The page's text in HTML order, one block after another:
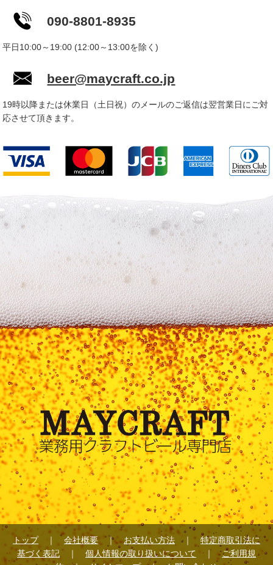
090-8801-8935
平日10:00～19:00 (12:00～13:00を除く)
beer@maycraft.co.jp
19時以降または休業日（土日祝）のメールのご返信は翌営業日にご対
応させて頂きます。
トップ｜ 会社概要 ｜お支払い方法 ｜ 特定商取引法に
基づく表記 ｜ 個人情報の取り扱いについて ｜ご利用規